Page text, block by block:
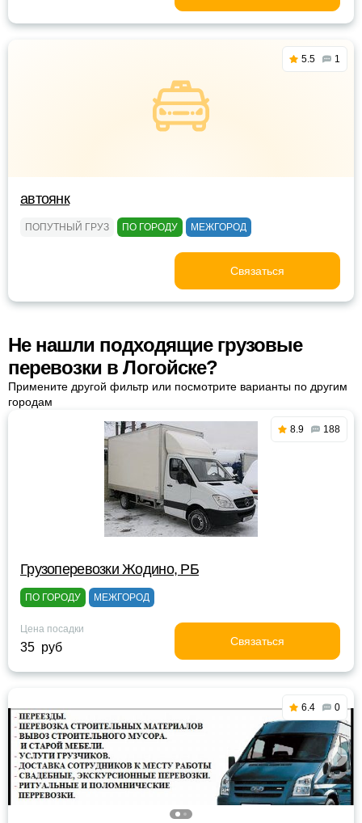
5.5 1
автоянк
ПОПУТНЫЙ ГРУЗ ПО ГОРОДУ МЕЖГОРОД
Связаться
Не нашли подходящие грузовые
перевозки в Логойске?
Примените другой фильтр или посмотрите варианты по другим
городам
8.9 188
Грузоперевозки Жодино, РБ
ПО ГОРОДУ МЕЖГОРОД
Цена посадки
35 руб Связаться
6.4 0